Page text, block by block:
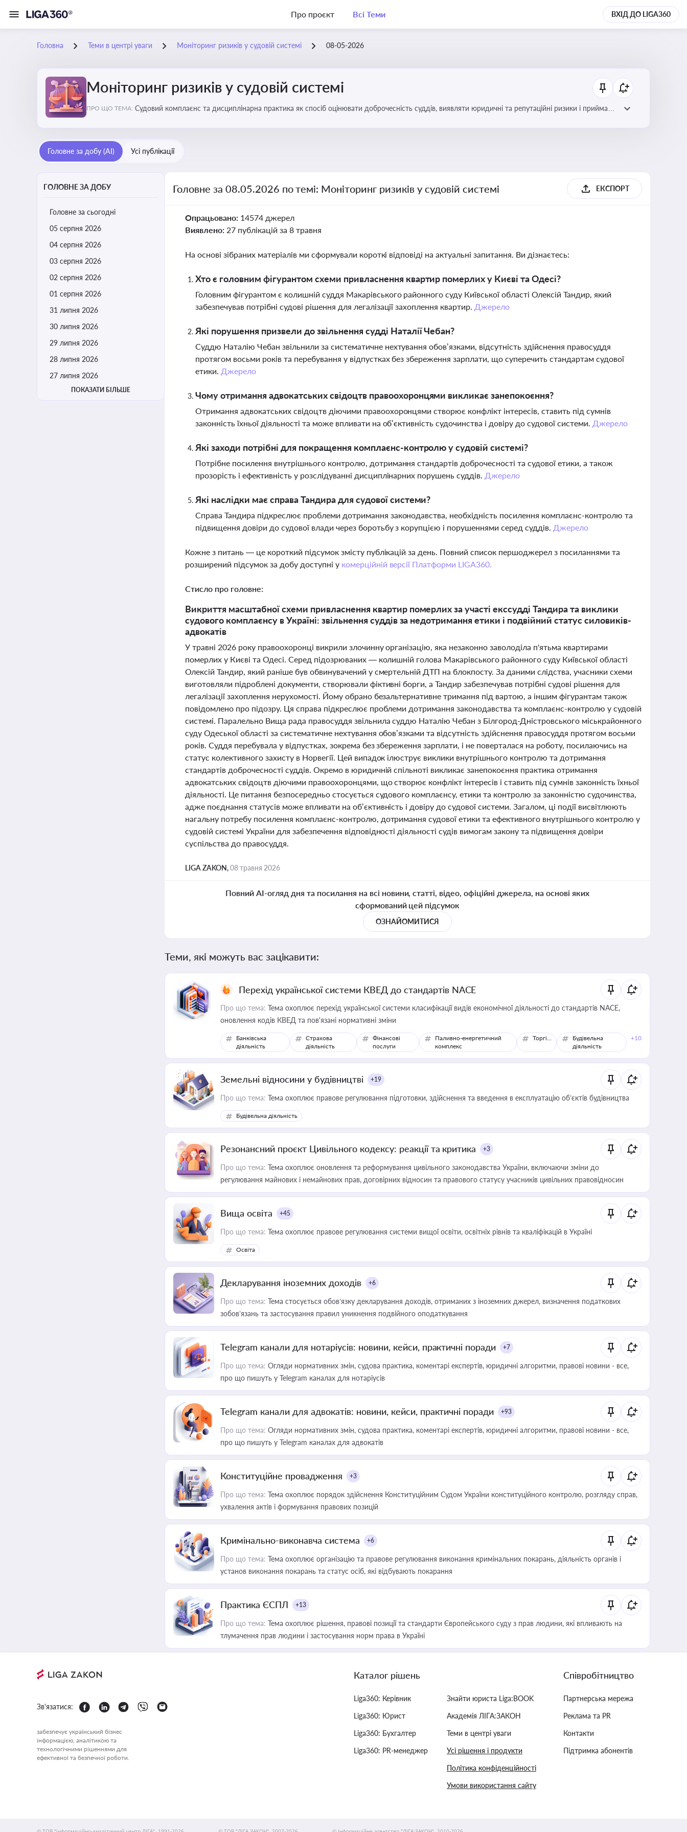
Про проєкт Всі Теми ВХІД ДО LIGA360
Головна Теми в центрі уваги Моніторинг ризиків у судовій системі 08-05-2026
Моніторинг ризиків у судовій системі
ПРО ЩО ТЕМА: Судовий комплаєнс та дисциплінарна практика як спосіб оцінювати доброчесність суддів, виявляти юридичні та репутаційні ризики і приймати
Головне за добу (AI) Усі публікації
ГОЛОВНЕ ЗА ДОБУ
Головне за сьогодні
05 серпня 2026
04 серпня 2026
03 серпня 2026
02 серпня 2026
01 серпня 2026
31 липня 2026
30 липня 2026
29 липня 2026
28 липня 2026
27 липня 2026
ПОКАЗАТИ БІЛЬШЕ
Головне за 08.05.2026 по темі: Моніторинг ризиків у судовій системі ЕКСПОРТ
Опрацьовано: 14574 джерел
Виявлено: 27 публікацій за 8 травня
На основі зібраних матеріалів ми сформували короткі відповіді на актуальні запитання. Ви дізнаєтесь:
Хто є головним фігурантом схеми привласнення квартир померлих у Києві та Одесі?
Головним фігурантом є колишній суддя Макарівського районного суду Київської області Олексій Тандир, який
забезпечував потрібні судові рішення для легалізації захоплення квартир. Джерело
Які порушення призвели до звільнення судді Наталії Чебан?
Суддю Наталію Чебан звільнили за систематичне нехтування обов’язками, відсутність здійснення правосуддя
протягом восьми років та перебування у відпустках без збереження зарплати, що суперечить стандартам судової
етики. Джерело
Чому отримання адвокатських свідоцтв правоохоронцями викликає занепокоєння?
Отримання адвокатських свідоцтв діючими правоохоронцями створює конфлікт інтересів, ставить під сумнів
законність їхньої діяльності та може впливати на об’єктивність судочинства і довіру до судової системи. Джерело
Які заходи потрібні для покращення комплаєнс-контролю у судовій системі?
Потрібне посилення внутрішнього контролю, дотримання стандартів доброчесності та судової етики, а також
прозорість і ефективність у розслідуванні дисциплінарних порушень суддів. Джерело
Які наслідки має справа Тандира для судової системи?
Справа Тандира підкреслює проблеми дотримання законодавства, необхідність посилення комплаєнс-контролю та
підвищення довіри до судової влади через боротьбу з корупцією і порушеннями серед суддів. Джерело
Кожне з питань — це короткий підсумок змісту публікацій за день. Повний список першоджерел з посиланнями та
розширений підсумок за добу доступні у комерційній версії Платформи LIGA360.
Стисло про головне:
Викриття масштабної схеми привласнення квартир померлих за участі екссудді Тандира та виклики
судового комплаєнсу в Україні: звільнення суддів за недотримання етики і подвійний статус силовиків-
адвокатів
У травні 2026 року правоохоронці викрили злочинну організацію, яка незаконно заволоділа п'ятьма квартирами
померлих у Києві та Одесі. Серед підозрюваних — колишній голова Макарівського районного суду Київської області
Олексій Тандир, який раніше був обвинувачений у смертельній ДТП на блокпосту. За даними слідства, учасники схеми
виготовляли підроблені документи, створювали фіктивні борги, а Тандир забезпечував потрібні судові рішення для
легалізації захоплення нерухомості. Йому обрано безальтернативне тримання під вартою, а іншим фігурантам також
повідомлено про підозру. Ця справа підкреслює проблеми дотримання законодавства та комплаєнс-контролю у судовій
системі. Паралельно Вища рада правосуддя звільнила суддю Наталію Чебан з Білгород-Дністровського міськрайонного
суду Одеської області за систематичне нехтування обов’язками та відсутність здійснення правосуддя протягом восьми
років. Суддя перебувала у відпустках, зокрема без збереження зарплати, і не поверталася на роботу, посилаючись на
статус колективного захисту в Норвегії. Цей випадок ілюструє виклики внутрішнього контролю та дотримання
стандартів доброчесності суддів. Окремо в юридичній спільноті викликає занепокоєння практика отримання
адвокатських свідоцтв діючими правоохоронцями, що створює конфлікт інтересів і ставить під сумнів законність їхньої
діяльності. Це питання безпосередньо стосується судового комплаєнсу, етики та контролю за законністю судочинства,
адже поєднання статусів може впливати на об’єктивність і довіру до судової системи. Загалом, ці події висвітлюють
нагальну потребу посилення комплаєнс-контролю, дотримання судової етики та ефективного внутрішнього контролю у
судовій системі України для забезпечення відповідності діяльності судів вимогам закону та підвищення довіри
суспільства до правосуддя.
LIGA ZAKON,08 травня 2026
Повний AI-огляд дня та посилання на всі новини, статті, відео, офіційні джерела, на основі яких
сформований цей підсумок
ОЗНАЙОМИТИСЯ
Теми, які можуть вас зацікавити:
Перехід української системи КВЕД до стандартів NACE
Про що тема: Тема охоплює перехід української системи класифікації видів економічної діяльності до стандартів NACE,
оновлення кодів КВЕД та пов'язані нормативні зміни
Банківська
діяльність
Страхова
діяльність
Фінансові
послуги
Паливно-енергетичний
комплекс
Торгівля
Будівельна
діяльність
+10
Земельні відносини у будівництві +19
Про що тема: Тема охоплює правове регулювання підготовки, здійснення та введення в експлуатацію об’єктів будівництва
Будівельна діяльність
Резонансний проєкт Цивільного кодексу: реакції та критика +3
Про що тема: Тема охоплює оновлення та реформування цивільного законодавства України, включаючи зміни до
регулювання майнових і немайнових прав, договірних відносин та правового статусу учасників цивільних правовідносин
Вища освіта +45
Про що тема: Тема охоплює правове регулювання системи вищої освіти, освітніх рівнів та кваліфікацій в Україні
Освіта
Декларування іноземних доходів +6
Про що тема: Тема стосується обов’язку декларування доходів, отриманих з іноземних джерел, визначення податкових
зобов’язань та застосування правил уникнення подвійного оподаткування
Telegram канали для нотаріусів: новини, кейси, практичні поради +7
Про що тема: Огляди нормативних змін, судова практика, коментарі експертів, юридичні алгоритми, правові новини - все,
про що пишуть у Telegram каналах для нотаріусів
Telegram канали для адвокатів: новини, кейси, практичні поради +93
Про що тема: Огляди нормативних змін, судова практика, коментарі експертів, юридичні алгоритми, правові новини - все,
про що пишуть у Telegram каналах для адвокатів
Конституційне провадження +3
Про що тема: Тема охоплює порядок здійснення Конституційним Судом України конституційного контролю, розгляду справ,
ухвалення актів і формування правових позицій
Кримінально-виконавча система +6
Про що тема: Тема охоплює організацію та правове регулювання виконання кримінальних покарань, діяльність органів і
установ виконання покарань та статус осіб, які відбувають покарання
Практика ЄСПЛ +13
Про що тема: Тема охоплює рішення, правові позиції та стандарти Європейського суду з прав людини, які впливають на
тлумачення прав людини і застосування норм права в Україні
Зв'язатися:
забезпечує український бізнес
інформацією, аналітикою та
технологічними рішеннями для
ефективної та безпечної роботи.
Каталог рішень
Liga360: Керівник
Liga360: Юрист
Liga360: Бухгалтер
Liga360: PR-менеджер
Знайти юриста Liga:BOOK
Академія ЛІГА:ЗАКОН
Теми в центрі уваги
Усі рішення і продукти
Політика конфіденційності
Умови використання сайту
Співробітництво
Партнерська мережа
Реклама та PR
Контакти
Підтримка абонентів